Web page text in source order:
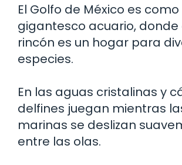
El Golfo de México es como
gigantesco acuario,
rincón es un hogar para
especies.
En las aguas cristalinas y
delfines juegan mientras
marinas se deslizan
entre las olas.